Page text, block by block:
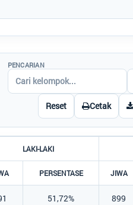
PENCARIAN
Reset Cetak
LAKI-LAKI
PERSENTASE JIWA
51,72% 899